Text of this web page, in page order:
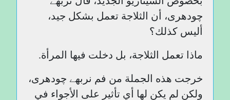
چودھری، أن الثلاجة تعمل بشكل جيد،
أليس كذلك؟
ماذا تعمل الثلاجة، بل دخلت فيها المرأة.
خرجت هذه الجملة من فم نربھے چودھری،
ولكن لم يكن لها أي تأثير على الأجواء في